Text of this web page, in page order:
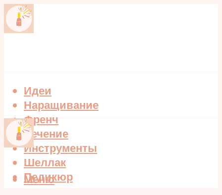
Идеи
Наращивание
Френч
Лечение
Инструменты
Шеллак
Педикюр
Меню